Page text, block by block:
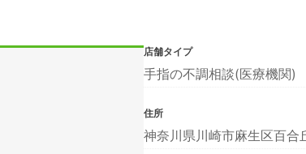
店舗タイプ
手指の不調相談(医療機関)
住所
神奈川県川崎市麻生区百合